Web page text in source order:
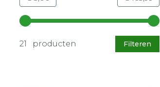
Gebruik de pijltjestoetsen links
21 producten Filteren